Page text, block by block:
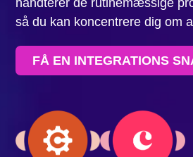
så du kan koncentrere dig om
FÅ EN INTEGRATIONS